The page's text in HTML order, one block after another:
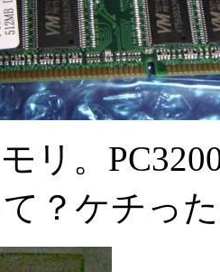
リ。
？ケチっ